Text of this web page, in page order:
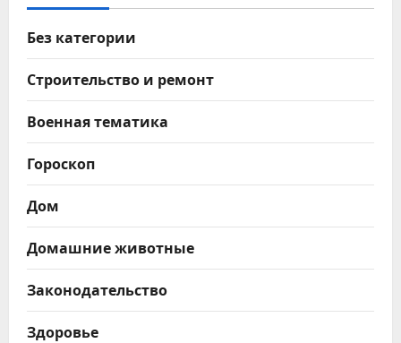
Без категории
Строительство и ремонт
Военная тематика
Гороскоп
Дом
Домашние животные
Законодательство
Здоровье